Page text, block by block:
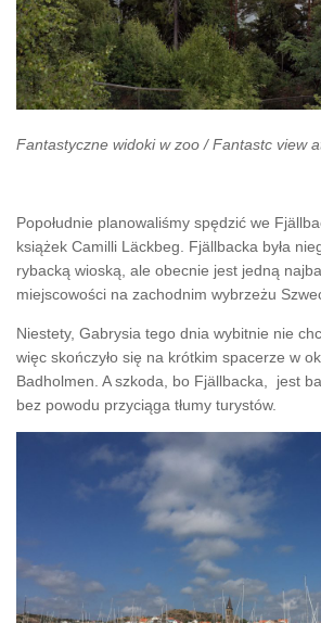
Fantastyczne widoki w zoo / Fantastc view
Popołudnie planowaliśmy spędzić we
książek Camilli Läckbeg. Fjällbacka była
rybacką wioską, ale obecnie jest jedną
miejscowości na zachodnim wybrzeżu
Niestety, Gabrysia tego dnia wybitnie nie
więc skończyło się na krótkim spacerze w
Badholmen. A szkoda, bo Fjällbacka, jest
bez powodu przyciąga tłumy turystów.